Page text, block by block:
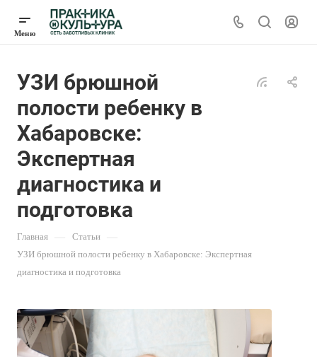
УЗИ брюшной
полости ребенку в
Хабаровске:
Экспертная
диагностика и
подготовка
Главная — Статьи —
УЗИ брюшной полости ребенку в Хабаровске: Экспертная
диагностика и подготовка